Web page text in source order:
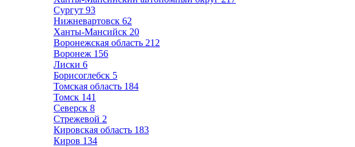
Сургут 93
Нижневартовск 62
Ханты-Мансийск 20
Воронежская область 212
Воронеж 156
Лиски 6
Борисоглебск 5
Томская область 184
Томск 141
Северск 8
Стрежевой 2
Кировская область 183
Киров 134